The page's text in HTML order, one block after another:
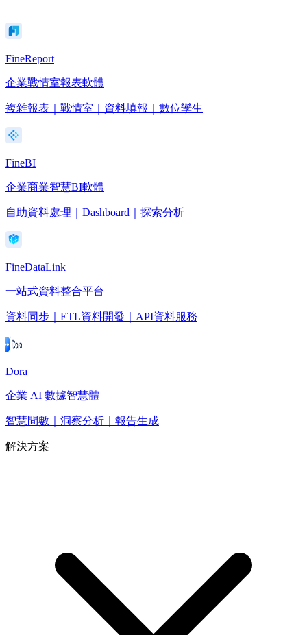
FineReport
企業戰情室報表軟體
複雜報表｜戰情室｜資料填報｜數位孿生
FineBI
企業商業智慧BI軟體
自助資料處理｜Dashboard｜探索分析
FineDataLink
一站式資料整合平台
資料同步｜ETL資料開發｜API資料服務
Dora
企業 AI 數據智慧體
智慧問數｜洞察分析｜報告生成
解決方案